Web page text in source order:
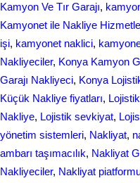
Kamyon Ve Tır Garajı,
Kamyonet ile Nakliye
işi, kamyonet naklici,
Nakliyeciler, Konya Kamyon
Garajı Nakliyeci, Konya
Küçük Nakliye fiyatları,
Nakliye, Lojistik sevkiyat,
yönetim sistemleri, Nakliyat,
ambarı taşımacılık, Nakliyat
Nakliyeciler, Nakliyat